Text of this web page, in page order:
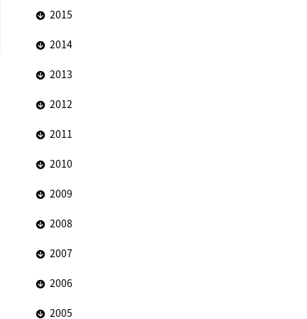
2015
2014
2013
2012
2011
2010
2009
2008
2007
2006
2005